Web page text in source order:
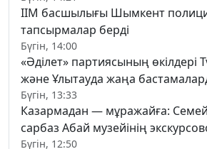
ІІМ басшылығы Шымкент
тапсырмалар берді
Бүгін, 14:00
«Әділет» партиясының өкілдері
және Ұлытауда жаңа
Бүгін, 13:33
Казармадан — мұражайға:
сарбаз Абай музейінің
Бүгін, 12:50